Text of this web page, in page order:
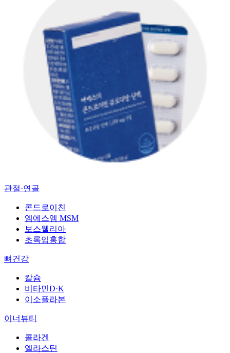
관절·연골
콘드로이친
엠에스엠 MSM
보스웰리아
초록입홍합
뼈건강
칼슘
비타민D·K
이소플라본
이너뷰티
콜라겐
엘라스틴